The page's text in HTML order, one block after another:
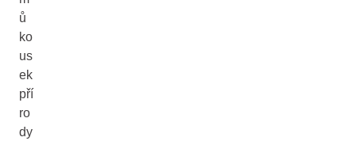
ů
ko
us
ek
pří
ro
dy